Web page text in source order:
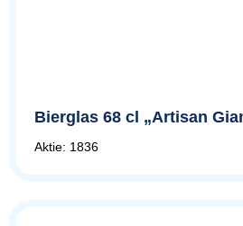
Bierglas 68 cl „Artisan
Aktie: 1836